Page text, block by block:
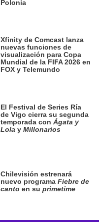
Polonia
Xfinity de Comcast lanza
nuevas funciones de
visualización para Copa
Mundial de la FIFA 2026 en
FOX y Telemundo
El Festival de Series Ría
de Vigo cierra su segunda
temporada con Ágata y
Lola y Millonarios
Chilevisión estrenará
nuevo programa Fiebre de
canto en su primetime